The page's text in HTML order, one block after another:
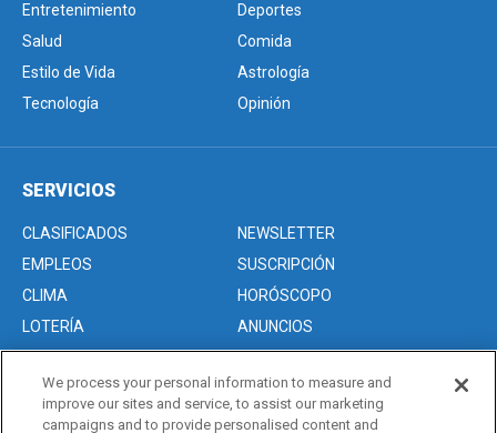
Entretenimiento
Deportes
Salud
Comida
Estilo de Vida
Astrología
Tecnología
Opinión
SERVICIOS
CLASIFICADOS
NEWSLETTER
EMPLEOS
SUSCRIPCIÓN
CLIMA
HORÓSCOPO
LOTERÍA
ANUNCIOS
Acerca de nosotros
We process your personal information to measure and
improve our sites and service, to assist our marketing
campaigns and to provide personalised content and